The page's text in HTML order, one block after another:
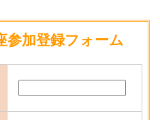
参加登録フォーム